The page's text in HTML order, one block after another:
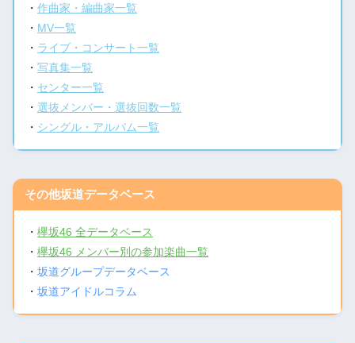
・作曲家・編曲家一覧
・ MV一覧
・ ライブ・コンサート一覧
・写真集一覧
・ センター一覧
・選抜メンバー・選抜回数一覧
・ シングル・アルバム一覧
その他坂道データベース
・欅坂46 全データベース
・欅坂46 メンバー別の参加楽曲一覧
・坂道グループデータベース
・坂道アイドルコラム